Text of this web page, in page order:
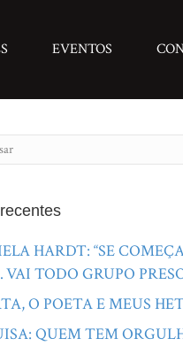
EVENTOS
HARDT: “SE
TODO GRUPO
O POETA E MEUS
QUEM TEM